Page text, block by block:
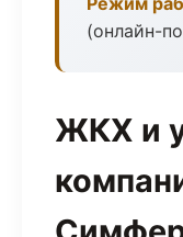
(онлайн-
ЖКХ и